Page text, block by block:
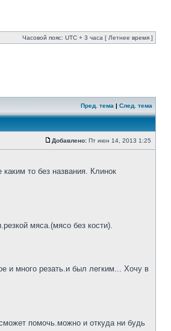
Часовой пояс: UTC + 3 часа [ Летнее время ]
Пред. тема | След. тема
Добавлено: Пт июн 14, 2013 1:25
то без названия. Клинок
мяса.(мясо без кости).
и много резать.и был легким... Хочу в
помочь.можно и откуда ни будь